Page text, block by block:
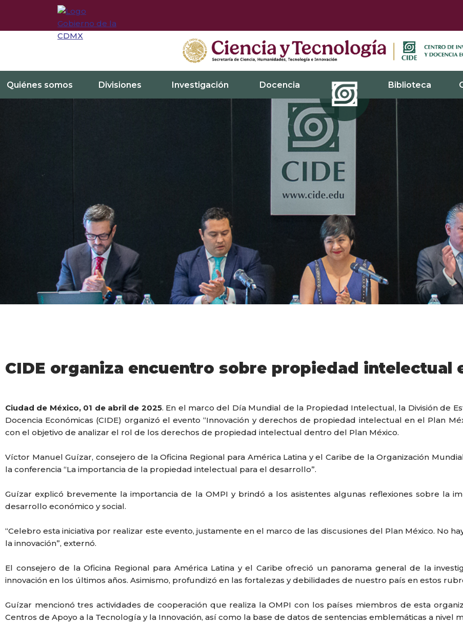
Quiénes somos Divisiones Investigación Docencia Biblioteca
CIDE organiza encuentro sobre propiedad intelectual
Ciudad de México, 01 de abril de 2025. En el marco del Día Mundial de la Propiedad Intelectual, la División de
Docencia Económicas (CIDE) organizó el evento “Innovación y derechos de propiedad intelectual en el Plan
con el objetivo de analizar el rol de los derechos de propiedad intelectual dentro del Plan México.
Víctor Manuel Guízar, consejero de la Oficina Regional para América Latina y el Caribe de la Organización
la conferencia “La importancia de la propiedad intelectual para el desarrollo”.
Guízar explicó brevemente la importancia de la OMPI y brindó a los asistentes algunas reflexiones sobre la
desarrollo económico y social.
“Celebro esta iniciativa por realizar este evento, justamente en el marco de las discusiones del Plan México. No
la innovación”, externó.
El consejero de la Oficina Regional para América Latina y el Caribe ofreció un panorama general de la
innovación en los últimos años. Asimismo, profundizó en las fortalezas y debilidades de nuestro país en estos
Guízar mencionó tres actividades de cooperación que realiza la OMPI con los países miembros de esta
Centros de Apoyo a la Tecnología y la Innovación, así como la base de datos de sentencias emblemáticas a nivel